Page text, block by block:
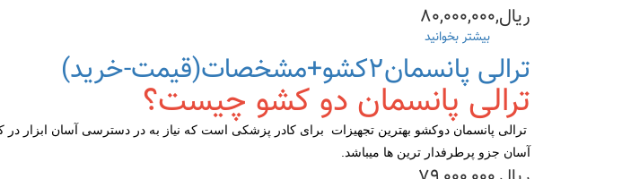
ریال,۸۰,۰۰۰,۰۰۰
بیشتر بخوانید
ترالی
زیبایی۲کشو۳طبقه(مشخصات/
قیمت/
خرید)
ترالی پانسمان۲کشو+مشخصات(قیمت-خرید)
ترالی پانسمان دو کشو چیست؟
ترالی پانسمان دوکشو بهترین تجهیزات برای کادر پزشکی است که نیاز به در دسترسی آسان ابزار
آسان جزو پرطرفدار ترین ها میباشد.